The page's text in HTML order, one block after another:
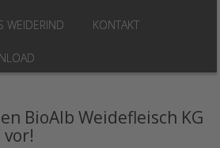
WEIDERIND KONTAKT
BioAlb Weidefleisch KG